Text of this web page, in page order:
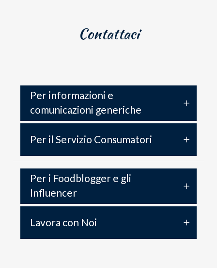
Contattaci
Per informazioni e
comunicazioni generiche
Per il Servizio Consumatori
Per i Foodblogger e gli
Influencer
Lavora con Noi